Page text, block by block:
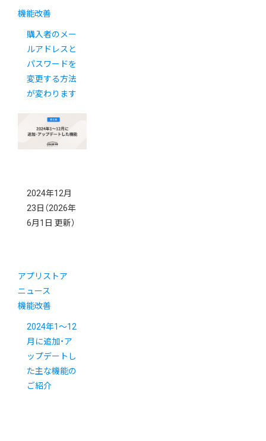
機能改善
購入者のメー
ルアドレスと
パスワードを
変更する方法
が変わります
2024年12月
23日 （2026年
6月1日 更新）
アプリストア
ニュース
機能改善
2024年1～12
月に追加・ア
ップデートし
た主な機能の
ご紹介